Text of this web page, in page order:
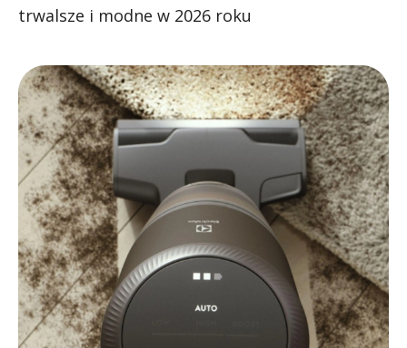
trwalsze i modne w 2026 roku